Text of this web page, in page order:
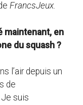
FrancsJeux.
maintenant, en
du squash ?
l’air depuis un
de
suis